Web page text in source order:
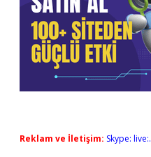
Reklam ve İletişim: Skype: